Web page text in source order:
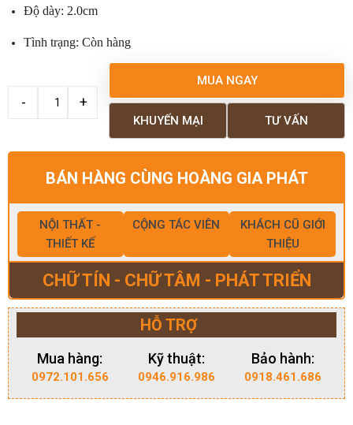
Độ dày: 2.0cm
Tình trạng: Còn hàng
MUA NGAY
TƯ VẤN
KHUYẾN MẠI
BÁN HÀNG CÙNG HOÀNG GIA PHÁT
NỘI THẤT -
THIẾT KẾ
CỘNG TÁC VIÊN
KHÁCH CŨ GIỚI
THIỆU
CHỮ TÍN - CHỮ TÂM - PHÁT TRIỂN
HỖ TRỢ
Mua hàng:
0972.101.656
Kỹ thuật:
0946.916.986
Bảo hành:
0918.461.686